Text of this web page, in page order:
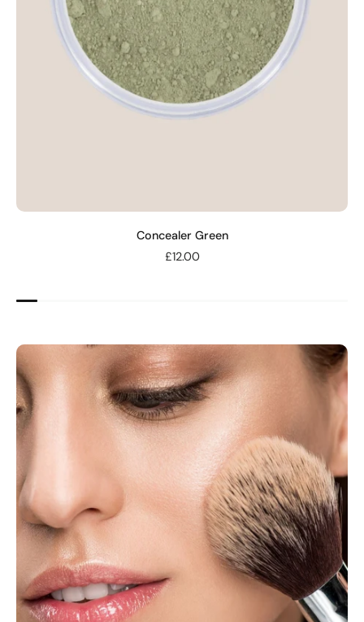
Concealer Green
£12.00